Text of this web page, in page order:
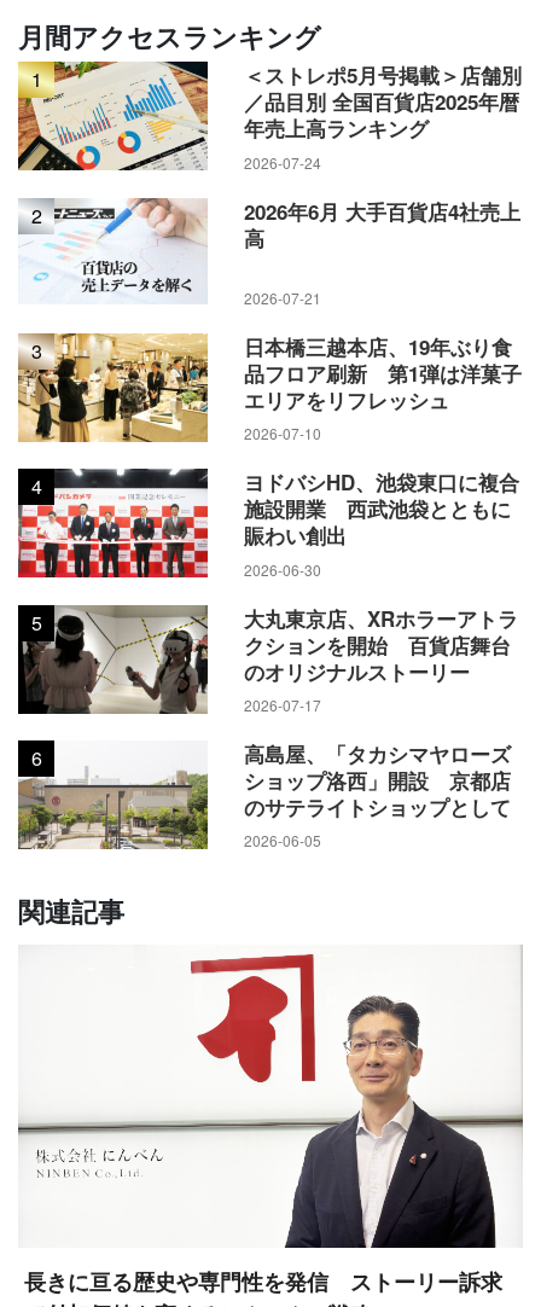
小田急SCディベロップメント本厚木
営業室支配人の永山崇氏
います。顧客の高齢化への心配はありませんか。
私どもの施設は館それぞれに特徴を持たせているので、幅広
密着したデイリーな館のため、シニア世代をはじめ、幅広い
年代層の方が来館されます。今のトレンドを追求して大型シ
ョップを集積している「ミロード2」は若い年代層とニューフ
ードイースト」は駅利用や通勤・通学される方に加え、その
先に位置するバスターミナルや中央図書館を利用される方も
往来しています。
――館それぞれが持つ特徴と強みについて、詳しく教えてく
ださい。
ドフードマーケット」、ファッション衣料・雑貨、ライフス
タイルショップ、カフェ、イベントスペースの「ミロに
わ」、6～7階にレストランを擁しています。駅に直結し、一
ミロード2は地下1階に「GU」、1階に「アンドエスティ」、2
階に「ユニクロ」、3階に「無印良品」、4階に「ABC-
MART」と「ABC-MART GRAND STAGE」、5階に「くまざ
わ書店」と「ニトリ デコホーム」、6階に「ノジマ」といった
ように各階に大型ショップを配置しており、先述のように若
い年代層やニューファミリー層を中心に支持されている館で
す。高架下商業施設のミロードイーストは飲食店、カフェな
どを中心に全27店舗からなっています。
――コロナ禍には多くの商業施設が影響を受けたものの、コ
厚木ミロードはどのような状況にありますか。
月間アクセスランキング
1
＜ストレポ5月号掲載＞店舗別
／品目別 全国百貨店2025年暦
年売上高ランキング
2026-07-24
2
2026年6月 大手百貨店4社売上
高
2026-07-21
3
日本橋三越本店、19年ぶり食
品フロア刷新 第1弾は洋菓子
エリアをリフレッシュ
2026-07-10
4
ヨドバシHD、池袋東口に複合
施設開業 西武池袋とともに
賑わい創出
2026-06-30
5
大丸東京店、XRホラーアトラ
クションを開始 百貨店舞台
のオリジナルストーリー
2026-07-17
6
高島屋、「タカシマヤローズ
ショップ洛西」開設 京都店
のサテライトショップとして
2026-06-05
関連記事
長きに亘る歴史や専門性を発信 ストーリー訴求